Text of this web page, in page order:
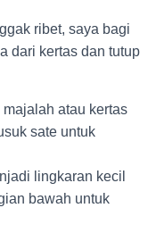
ribet, saya bagi
dari kertas dan tutup
atau kertas
sate untuk
lingkaran kecil
bawah untuk